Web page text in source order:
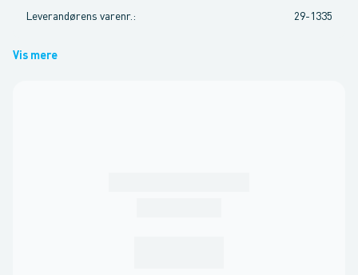
Leverandørens varenr. : 29-1335
Vis mere